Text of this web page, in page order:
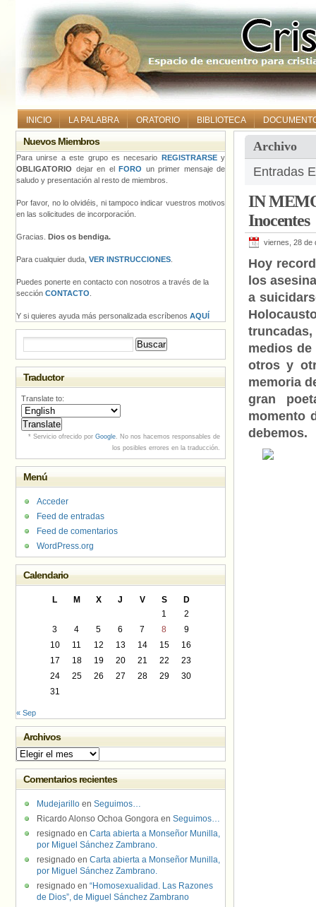
INICIO LA PALABRA ORATORIO BIBLIOTECA
Archivo
Entradas
IN
Inocentes
viernes, 28 de
Hoy
los
a
medios
otros y
memoria
gran
momento
debemos.
Nuevos Miembros
Para unirse a este grupo es necesario REGISTRARSEy
OBLIGATORIO dejar en el FORO un primer mensaje de
saludo y presentación al resto de miembros.
Por favor, no lo olvidéis, ni tampoco indicar vuestros motivos
en las solicitudes de incorporación.
Gracias. Dios os bendiga.
Para cualquier duda, VER INSTRUCCIONES
Puedes ponerte en contacto con nosotros a través de la
sección CONTACTO
Y si quieres ayuda más personalizada escríbenos AQUÍ
Traductor
Translate to:
* Servicio ofrecido por Google. No nos hacemos responsables de
los posibles errores en la traducción.
Menú
Acceder
Feed de entradas
Feed de comentarios
WordPress.org
Calendario
L M X J V S
D
1
2
3
4 5 6 7 8
9
10
11 12 13 14 15
16
17
18 19 20 21 22
23
24
25 26 27 28 29
30
31
« Sep
Archivos
Archivos
Comentarios recientes
Mudejarillo en Seguimos…
Ricardo Alonso Ochoa Gongora en Seguimos…
resignado en Carta abierta a Monseñor Munilla,
por Miguel Sánchez Zambrano.
resignado en Carta abierta a Monseñor Munilla,
por Miguel Sánchez Zambrano.
resignado en “Homosexualidad. Las Razones
de Dios”, de Miguel Sánchez Zambrano